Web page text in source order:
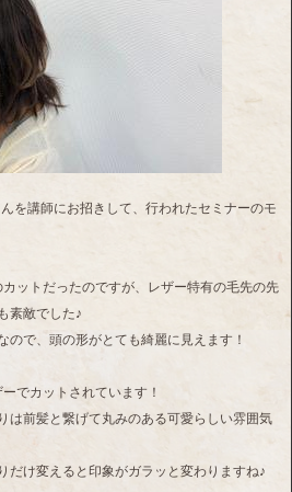
を講師にお招きして、行われたセミナーのモ
ットだったのですが、レザー特有の毛先の先
素敵でした♪
ので、頭の形がとても綺麗に見えます！
でカットされています！
は前髪と繋げて丸みのある可愛らしい雰囲気
だけ変えると印象がガラッと変わりますね♪